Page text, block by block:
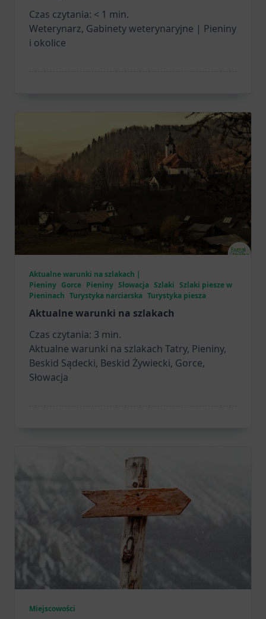
Czas czytania: < 1 min.
Weterynarz, Gabinety weterynaryjne | Pieniny
i okolice
Aktualne warunki na szlakach |
Pieniny Gorce Pieniny Słowacja Szlaki Szlaki piesze w
Pieninach Turystyka narciarska Turystyka piesza
Aktualne warunki na szlakach
Czas czytania: 3 min.
Aktualne warunki na szlakach Tatry, Pieniny,
Beskid Sądecki, Beskid Żywiecki, Gorce,
Słowacja
Miejscowości